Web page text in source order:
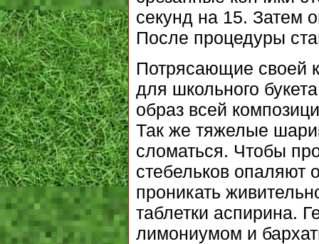
секунд на 15. Затем
После процедуры
Потрясающие своей
для школьного
образ всей
Так же тяжелые
сломаться. Чтобы
стебельков опаляют
проникать
таблетки аспирина.
лимониумом и